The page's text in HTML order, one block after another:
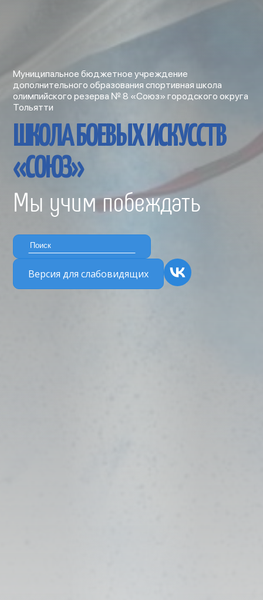
Муниципальное бюджетное учреждение
дополнительного образования спортивная школа
олимпийского резерва № 8 «Союз» городского округа
Тольятти
ШКОЛА БОЕВЫХ ИСКУССТВ
«СОЮЗ»
Мы учим побеждать
Версия для слабовидящих